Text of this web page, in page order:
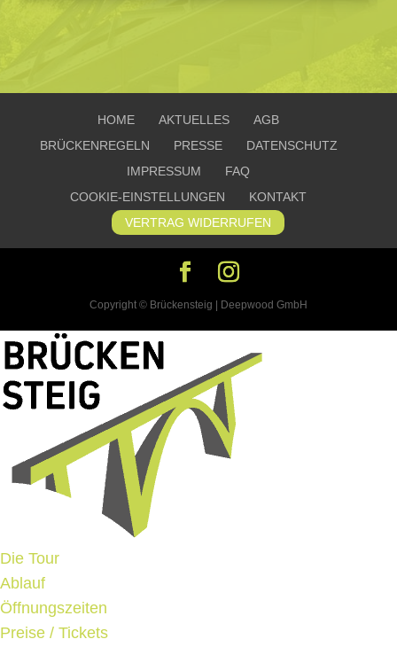
HOME AKTUELLES
AGB
BRÜCKENREGELN
PRESSE
DATENSCHUTZ
IMPRESSUM
FAQ
COOKIE-EINSTELLUNGEN
KONTAKT
VERTRAG WIDERRUFEN
Copyright © Brückensteig | Deepwood GmbH
Die Tour
Ablauf
Öffnungszeiten
Preise / Tickets